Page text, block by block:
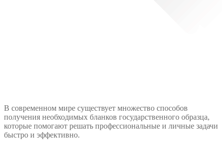
В современном мире существует множество способов
получения необходимых бланков государственного образца,
которые помогают решать профессиональные и личные задачи
быстро и эффективно.